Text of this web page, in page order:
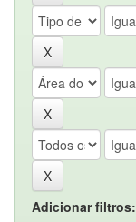
Adicionar filtros: